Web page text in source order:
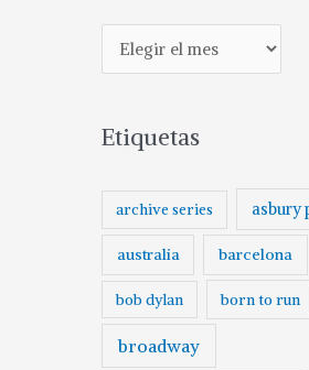
r
h
o
Etiquetas
archive series asbury
australia barcelona
bob dylan born to run
broadway